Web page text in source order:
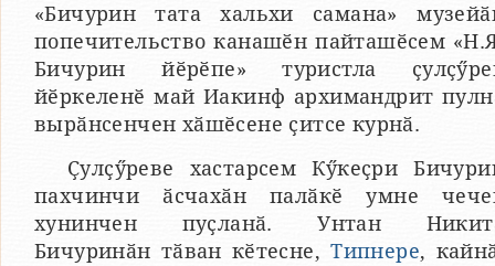
«Бичурин тата хальхи самана»
попечительство канашӗн пайташӗсем
Бичурин йӗрӗпе» туристла
йӗркеленӗ май Иакинф архимандрит
вырӑнсенчен хӑшӗсене ҫитсе курнӑ.
Ҫулҫӳреве хастарсем Кӳкеҫри
пахчинчи ӑсчахӑн палӑкӗ умне
хунинчен пуҫланӑ. Унтан
Бичуринӑн тӑван кӗтесне,Типнере,